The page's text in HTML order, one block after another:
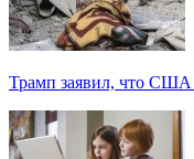
Трамп заявил, что США